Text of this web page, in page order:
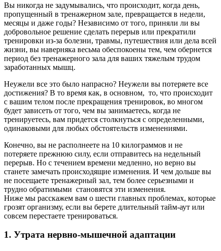
Вы никогда не задумывались, что происходит, когда день,
пропущенный в тренажерном зале, превращается в недели,
месяцы и даже годы? Независимо от того, приняли ли вы
добровольное решение сделать перерыв или прекратили
тренировки из-за болезни, травмы, путешествия или дела всей
жизни, вы наверняка весьма обеспокоены тем, чем обернется
период без тренажерного зала для ваших тяжелым трудом
заработанных мышц.
Неужели все это было напрасно? Неужели вы потеряете все
достижения? В то время как, в основном, то, что происходит
с вашим телом после прекращения тренировок, во многом
будет зависеть от того, чем вы занимаетесь, когда не
тренируетесь, вам придется столкнуться с определенными,
одинаковыми для любых обстоятельств изменениями.
Конечно, вы не располнеете на 10 килограммов и не
потеряете прежнюю силу, если отправитесь на недельный
перерыв. Но с течением времени медленно, но верно вы
станете замечать происходящие изменения. И чем дольше вы
не посещаете тренажерный зал, тем более серьезными и
трудно обратимыми становятся эти изменения.
Ниже мы расскажем вам о шести главных проблемах, которые
грозят организму, если вы берете длительный тайм-аут или
совсем перестаете тренироваться.
1. Утрата нервно-мышечной адаптации